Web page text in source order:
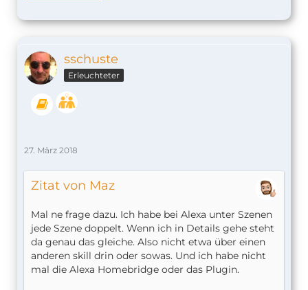
sschuste
Erleuchteter
27. März 2018
Zitat von Maz
Mal ne frage dazu. Ich habe bei Alexa unter Szenen
jede Szene doppelt. Wenn ich in Details gehe steht
da genau das gleiche. Also nicht etwa über einen
anderen skill drin oder sowas. Und ich habe nicht
mal die Alexa Homebridge oder das Plugin.